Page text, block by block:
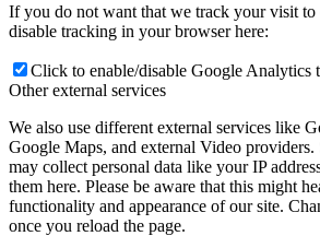
If you do not want that we track your visit to
disable tracking in your browser here:
Click to enable/disable Google Analytics
Other external services
We also use different external services like
Google Maps, and external Video providers.
may collect personal data like your IP
them here. Please be aware that this might
functionality and appearance of our site.
once you reload the page.